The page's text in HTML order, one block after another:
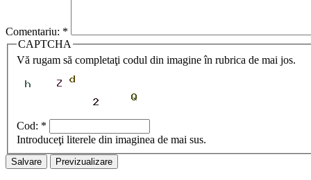
Comentariu: *
CAPTCHA
Vă rugam să completaţi codul din imagine în rubrica de mai jos.
Cod: *
Introduceţi literele din imaginea de mai sus.